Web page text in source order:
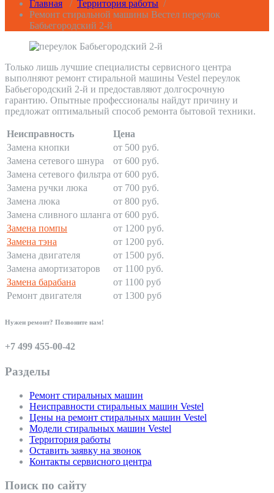
Главная / Территория работы /
Ремонт стиральной машины Вестел переулок
Бабьегородский 2-й
Только лишь лучшие специалисты сервисного центра
выполняют ремонт стиральной машины Vestel переулок
Бабьегородский 2-й и предоставляют долгосрочную
гарантию. Опытные профессионалы найдут причину и
предложат оптимальный способ ремонта бытовой техники.
Неисправность
Цена
Замена кнопки
от 500 руб.
Замена сетевого шнура
от 600 руб.
Замена сетевого фильтра от 600 руб.
Замена ручки люка
от 700 руб.
Замена люка
от 800 руб.
Замена сливного шланга от 600 руб.
Замена помпы
от 1200 руб.
Замена тэна
от 1200 руб.
Замена двигателя
от 1500 руб.
Замена амортизаторов
от 1100 руб.
Замена барабана
от 1100 руб
Ремонт двигателя
от 1300 руб
Нужен ремонт? Позвоните нам!
+7 499 455-00-42
Разделы
Ремонт стиральных машин
Неисправности стиральных машин Vestel
Цены на ремонт стиральных машин Vestel
Модели стиральных машин Vestel
Территория работы
Оставить заявку на звонок
Контакты сервисного центра
Поиск по сайту